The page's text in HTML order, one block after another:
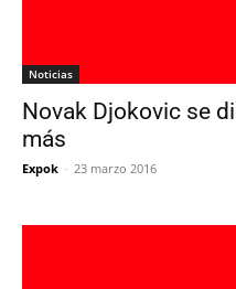
Noticias
Novak Djokovic se
más
Expok - 23 marzo 2016